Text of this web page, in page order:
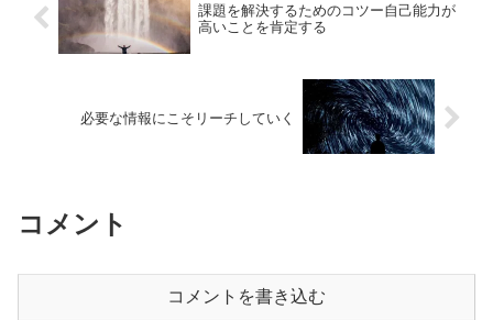
課題を解決するためのコツー自己能力が
高いことを肯定する
必要な情報にこそリーチしていく
コメント
コメントを書き込む